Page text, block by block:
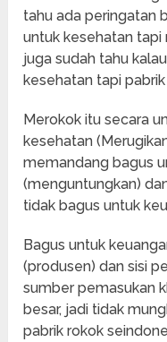
tahu ada peringatan
untuk kesehatan tapi
juga sudah tahu
kesehatan tapi
Merokok itu secara
kesehatan
memandang bagus
(menguntungkan)
tidak bagus untuk
Bagus untuk
(produsen) dan sisi
sumber pemasukan
besar, jadi tidak
pabrik rokok